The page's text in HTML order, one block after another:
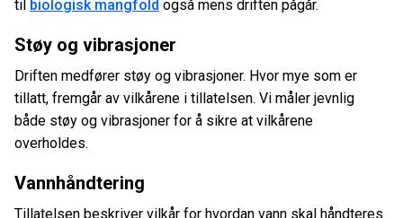
til biologisk mangfold også mens driften pågår.
Støy og vibrasjoner
Driften medfører støy og vibrasjoner. Hvor mye som er
tillatt, fremgår av vilkårene i tillatelsen. Vi måler jevnlig
både støy og vibrasjoner for å sikre at vilkårene
overholdes.
Vannhåndtering
Tillatelsen beskriver vilkår for hvordan vann skal håndteres